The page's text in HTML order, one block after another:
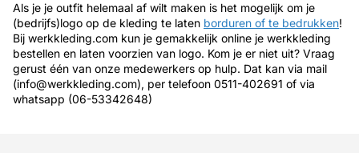
Als je je outfit helemaal af wilt maken is het mogelijk om je
(bedrijfs)logo op de kleding te laten borduren of te bedrukken!
Bij werkkleding.com kun je gemakkelijk online je werkkleding
bestellen en laten voorzien van logo. Kom je er niet uit? Vraag
gerust één van onze medewerkers op hulp. Dat kan via mail
(info@werkkleding.com), per telefoon 0511-402691 of via
whatsapp (06-53342648)